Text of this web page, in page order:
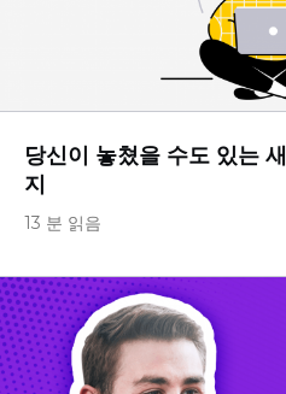
당신이 놓쳤을 수도 있는
지
13 분 읽음